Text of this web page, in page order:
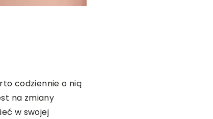
codziennie o nią
na zmiany
w swojej